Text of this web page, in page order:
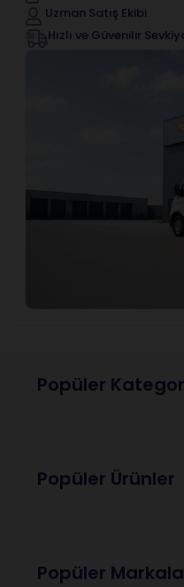
Uzman Satış Ekibi
Hızlı ve Güvenilir
Popüler
Popüler Ürünler
Popüler